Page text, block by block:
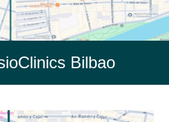
Bilbao